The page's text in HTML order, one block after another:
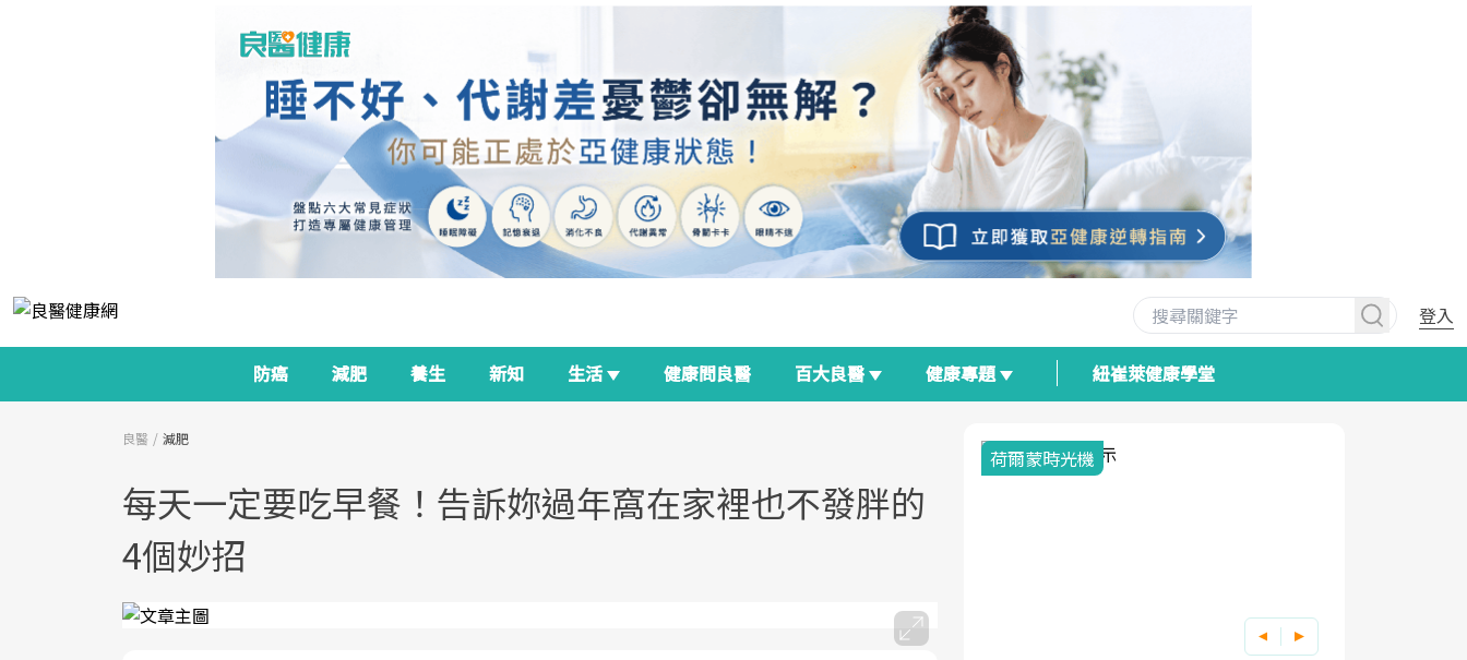
登入
防癌 減肥 養生 新知 生活 健康問良醫 百大良醫 健康專題 紐崔萊健康學堂
良醫 減肥
每天一定要吃早餐！告訴妳過年窩在家裡也不發胖的
4個妙招
荷爾蒙時光機